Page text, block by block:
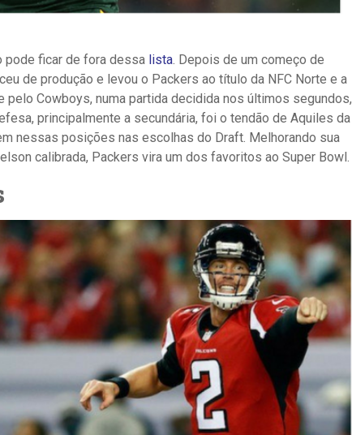
pode ficar de fora dessa lista . Depois de um começo de
de produção e levou o Packers ao título da NFC Norte e a
pelo Cowboys, numa partida decidida nos últimos segundos,
principalmente a secundária, foi o tendão de Aquiles da
nessas posições nas escolhas do Draft. Melhorando sua
calibrada, Packers vira um dos favoritos ao Super Bowl.